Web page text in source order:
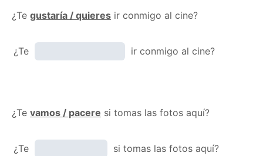
¿Te gustaría / quieres ir conmigo al cine?
¿Te ir conmigo al cine?
¿Te vamos / pacere si tomas las fotos aquí?
¿Te si tomas las fotos aquí?